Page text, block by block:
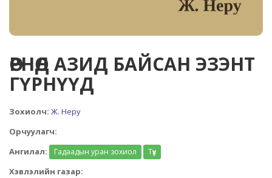
ӨРНӨД АЗИД БАЙСАН ЭЗЭНТ
ГҮРНҮҮД
Зохиолч: Ж. Неру
Орчуулагч:
Ангилал:
Гадаадын уран зохиол Түүх
Хэвлэлийн газар: